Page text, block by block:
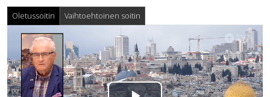
Oletussoitin Vaihtoehtoinen soitin